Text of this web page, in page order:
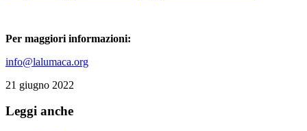
Per maggiori informazioni:
info@lalumaca.org
21 giugno 2022
Leggi anche